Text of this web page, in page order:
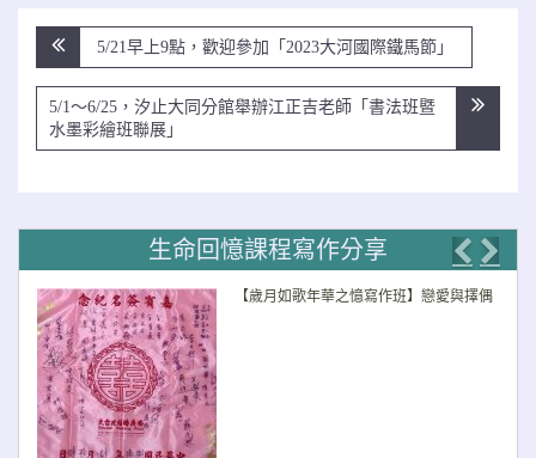
文
章
導
覽
5/21早上9點，歡迎參加「2023大河國際鐵馬節」
5/1～6/25，汐止大同分館舉辦江正吉老師「書法班暨
水墨彩繪班聯展」
生命回憶課程寫作分享
【歲月如歌年華之憶寫作班】戀愛與擇偶